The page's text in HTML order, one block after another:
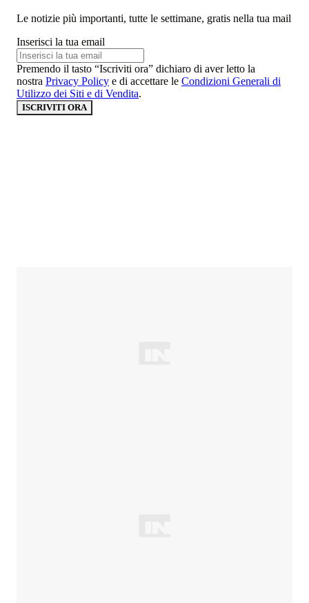
Le notizie più importanti, tutte le settimane, gratis nella tua mail
Inserisci la tua email
Premendo il tasto “Iscriviti ora” dichiaro di aver letto la
nostra Privacy Policy e di accettare le Condizioni Generali di
Utilizzo dei Siti e di Vendita.
ISCRIVITI ORA